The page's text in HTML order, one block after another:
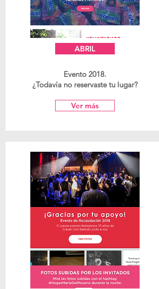
ABRIL
Evento 2018.
¿Todavía no reservaste tu lugar?
Ver más